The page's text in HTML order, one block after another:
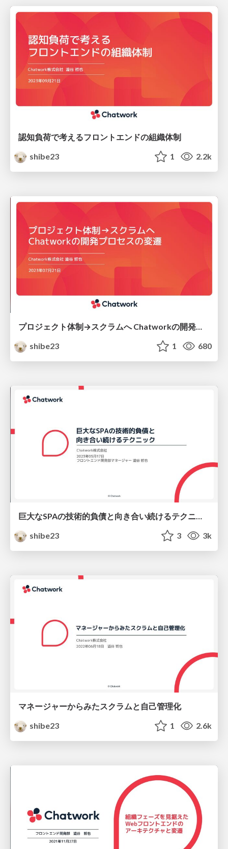
認知負荷で考えるフロントエンドの組織体制
shibe23
1 2.2k
プロジェクト体制→スクラムへ Chatworkの開発プロセスの変遷
shibe23
1 680
巨大なSPAの技術的負債と向き合い続けるテクニック
shibe23
3 3k
マネージャーからみたスクラムと自己管理化
shibe23
1 2.6k